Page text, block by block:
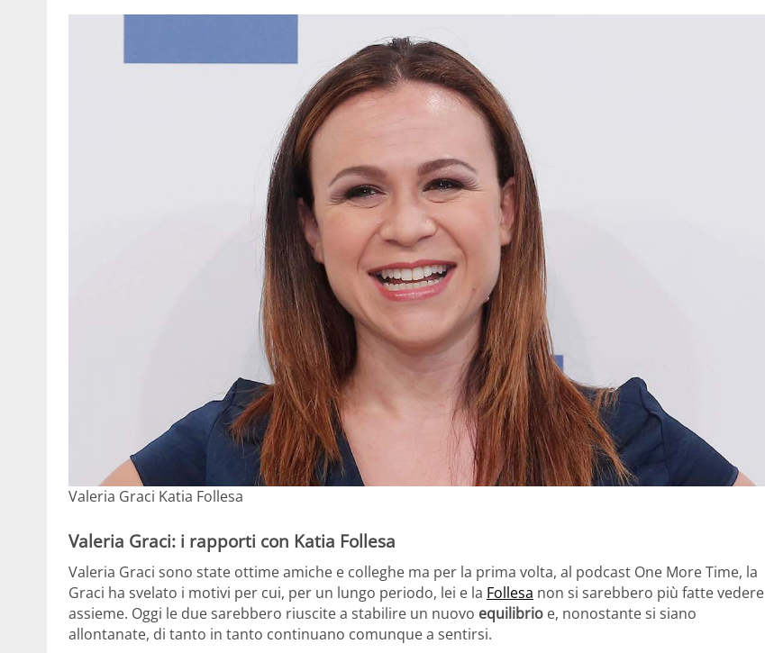
Valeria Graci Katia Follesa
Valeria Graci: i rapporti con Katia Follesa
Valeria Graci sono state ottime amiche e colleghe ma per la prima volta, al podcast One More Time, la
Graci ha svelato i motivi per cui, per un lungo periodo, lei e la Follesa non si sarebbero più fatte vedere
assieme. Oggi le due sarebbero riuscite a stabilire un nuovo equilibrio e, nonostante si siano
allontanate, di tanto in tanto continuano comunque a sentirsi.